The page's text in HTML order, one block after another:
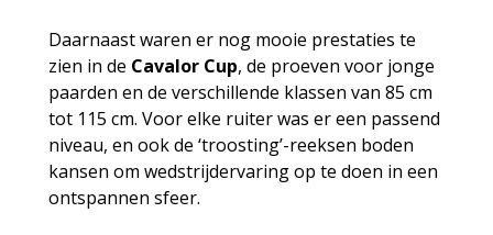
Daarnaast waren er nog mooie prestaties te
zien in de Cavalor Cup, de proeven voor jonge
paarden en de verschillende klassen van 85 cm
tot 115 cm. Voor elke ruiter was er een passend
niveau, en ook de ‘troosting’-reeksen boden
kansen om wedstrijdervaring op te doen in een
ontspannen sfeer.